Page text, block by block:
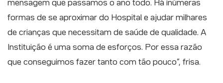
mensagem que passamos o ano todo. Há inúmeras
formas de se aproximar do Hospital e ajudar milhares
de crianças que necessitam de saúde de qualidade. A
Instituição é uma soma de esforços. Por essa razão
que conseguimos fazer tanto com tão pouco”, frisa.